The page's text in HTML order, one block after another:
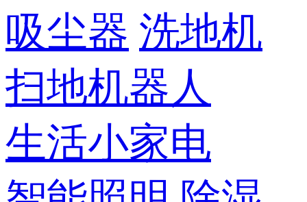
吸尘器 洗地机
扫地机器人
生活小家电